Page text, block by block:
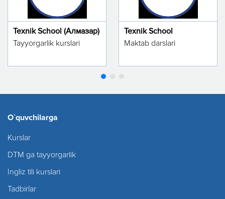
Texnik School (Алмазар)
Tayyorgarlik kurslari
Texnik School
Maktab darslari
O`quvchilarga
Kurslar
DTM ga tayyorgarlik
Ingliz tili kurslari
Tadbirlar